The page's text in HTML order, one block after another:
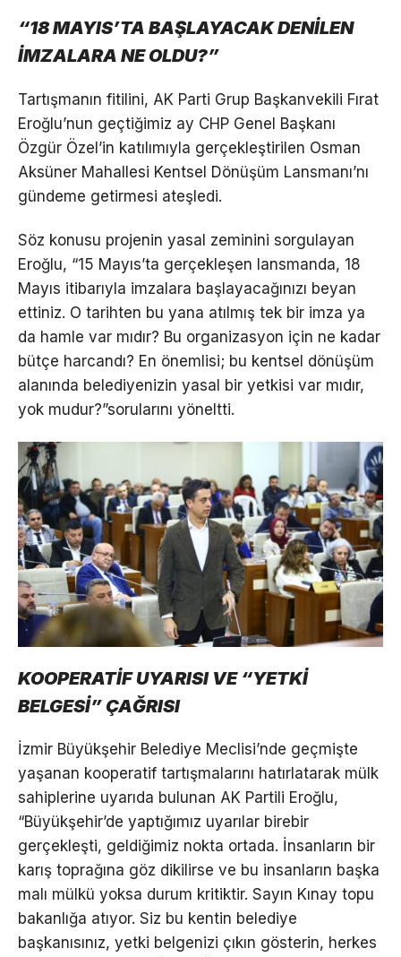
“18 MAYIS’TA BAŞLAYACAK DENİLEN
İMZALARA NE OLDU?”
Tartışmanın fitilini, AK Parti Grup Başkanvekili Fırat
Eroğlu’nun geçtiğimiz ay CHP Genel Başkanı
Özgür Özel’in katılımıyla gerçekleştirilen Osman
Aksüner Mahallesi Kentsel Dönüşüm Lansmanı’nı
gündeme getirmesi ateşledi.
Söz konusu projenin yasal zeminini sorgulayan
Eroğlu, “15 Mayıs’ta gerçekleşen lansmanda, 18
Mayıs itibarıyla imzalara başlayacağınızı beyan
ettiniz. O tarihten bu yana atılmış tek bir imza ya
da hamle var mıdır? Bu organizasyon için ne kadar
bütçe harcandı? En önemlisi; bu kentsel dönüşüm
alanında belediyenizin yasal bir yetkisi var mıdır,
yok mudur?”sorularını yöneltti.
KOOPERATİF UYARISI VE “YETKİ
BELGESİ” ÇAĞRISI
İzmir Büyükşehir Belediye Meclisi’nde geçmişte
yaşanan kooperatif tartışmalarını hatırlatarak mülk
sahiplerine uyarıda bulunan AK Partili Eroğlu,
“Büyükşehir’de yaptığımız uyarılar birebir
gerçekleşti, geldiğimiz nokta ortada. İnsanların bir
karış toprağına göz dikilirse ve bu insanların başka
malı mülkü yoksa durum kritiktir. Sayın Kınay topu
bakanlığa atıyor. Siz bu kentin belediye
başkanısınız, yetki belgenizi çıkın gösterin, herkes